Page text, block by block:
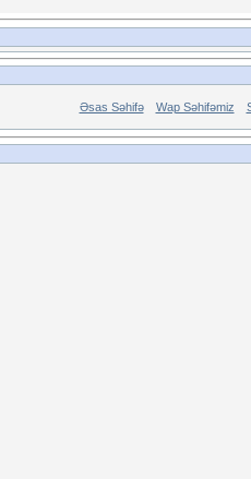
Əsas Səhifə Wap Səhifəmiz